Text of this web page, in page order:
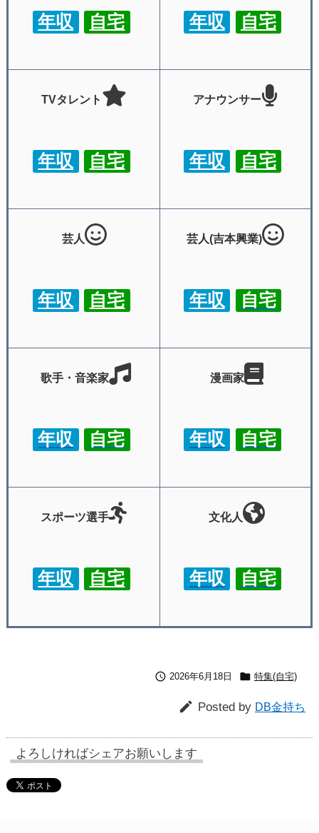
年収 自宅 年収 自宅
TVタレント
年収 自宅
アナウンサー
年収 自宅
芸人
年収 自宅
芸人(吉本興業)
年収 自宅
歌手・音楽家
年収 自宅
漫画家
年収 自宅
スポーツ選手
年収 自宅
文化人
年収 自宅
 2026年6月18日  特集(自宅)
 Posted by DB金持ち
よろしければシェアお願いします